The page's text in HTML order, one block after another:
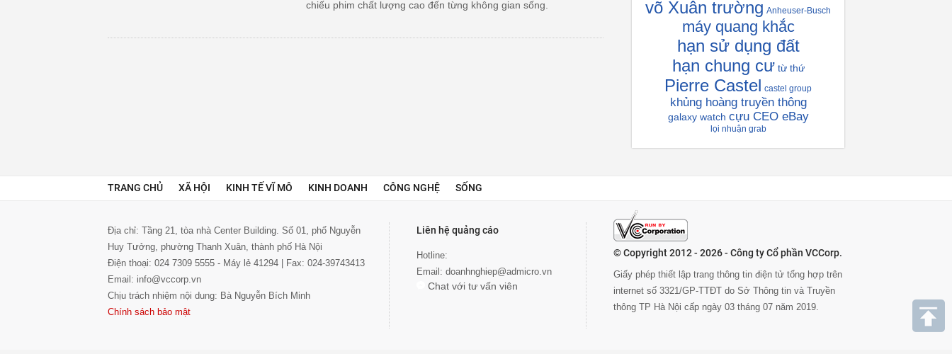
chiếu phim chất lượng cao đến từng không gian sống.
võ Xuân trường Anheuser-Busch
máy quang khắc
hạn sử dụng đất
hạn chung cư từ thứ
Pierre Castel castel group
khủng hoàng truyền thông
galaxy watch cựu CEO eBay
lọi nhuận grab
TRANG CHỦ XÃ HỘI KINH TẾ VĨ MÔ KINH DOANH CÔNG NGHỆ SỐNG
Địa chỉ: Tầng 21, tòa nhà Center Building. Số 01, phố Nguyễn
Huy Tưởng, phường Thanh Xuân, thành phố Hà Nội
Điện thoại: 024 7309 5555 - Máy lẻ 41294 | Fax: 024-39743413
Email: info@vccorp.vn
Chịu trách nhiệm nội dung: Bà Nguyễn Bích Minh
Chính sách bảo mật
Liên hệ quảng cáo
Hotline:
Email: doanhnghiep@admicro.vn
Chat với tư vấn viên
© Copyright 2012 - 2026 - Công ty Cổ phần VCCorp.
Giấy phép thiết lập trang thông tin điện tử tổng hợp trên
internet số 3321/GP-TTĐT do Sở Thông tin và Truyền
thông TP Hà Nội cấp ngày 03 tháng 07 năm 2019.